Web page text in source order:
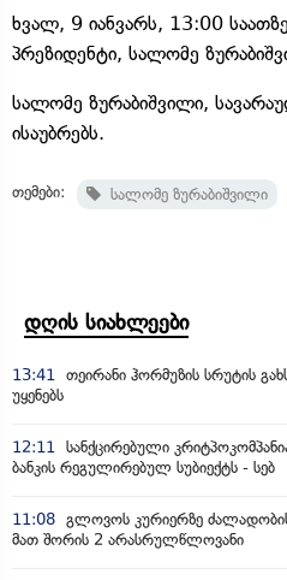
ხვალ, 9 იანვარს, 13:00
პრეზიდენტი, სალომე
სალომე ზურაბიშვილი,
ისაუბრებს.
თემები: სალომე ზურაბიშვილი
დღის სიახლეები
13:41
თეირანი ჰორმუზის სრუტის
უყენებს
12:11
სანქცირებული
ბანკის რეგულირებულ სუბიექტს - სებ
11:08 გლოვოს კურიერზე
მათ შორის 2 არასრულწლოვანი